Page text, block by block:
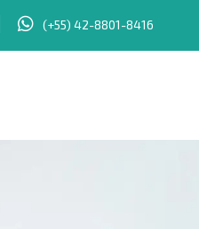
(+55) 42-8801-8416